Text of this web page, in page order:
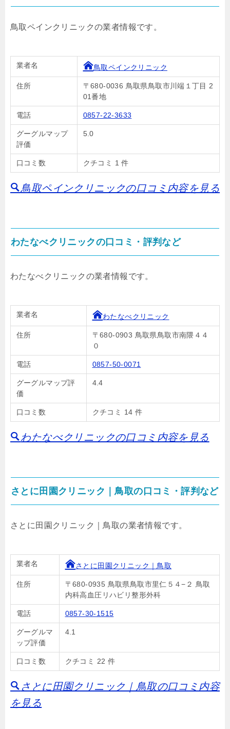
鳥取ペインクリニックの業者情報です。
業者名 鳥取ペインクリニック
住所
〒680-0036 鳥取県鳥取市川端１丁目 2
01番地
電話 0857-22-3633
グーグルマップ
評価
5.0
口コミ数 クチコミ 1 件
鳥取ペインクリニックの口コミ内容を見る
わたなべクリニックの口コミ・評判など
わたなべクリニックの業者情報です。
業者名 わたなべクリニック
住所
〒680-0903 鳥取県鳥取市南隈４４
０
電話 0857-50-0071
グーグルマップ評
価
4.4
口コミ数 クチコミ 14 件
わたなべクリニックの口コミ内容を見る
さとに田園クリニック｜鳥取の口コミ・評判など
さとに田園クリニック｜鳥取の業者情報です。
業者名 さとに田園クリニック｜鳥取
住所
〒680-0935 鳥取県鳥取市里仁５４−２ 鳥取
内科高血圧リハビリ整形外科
電話 0857-30-1515
グーグルマ
ップ評価
4.1
口コミ数 クチコミ 22 件
さとに田園クリニック｜鳥取の口コミ内容
を見る